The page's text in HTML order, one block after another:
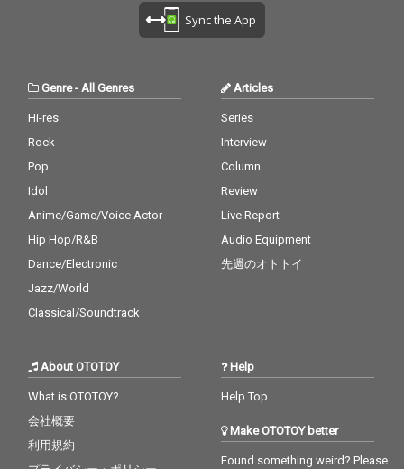
Sync the App
Genre- All Genres
Hi-res
Rock
Pop
Idol
Anime/Game/Voice Actor
Hip Hop/R&B
Dance/Electronic
Jazz/World
Classical/Soundtrack
Articles
Series
Interview
Column
Review
Live Report
Audio Equipment
先週のオトトイ
About OTOTOY
What is OTOTOY?
会社概要
利用規約
Help
Help Top
Make OTOTOY better
Found something weird? Please